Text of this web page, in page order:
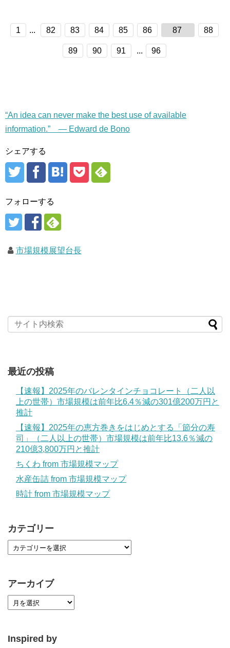
1 ... 82 83 84 85 86 87 88
89 90 91 ... 96
“An idea can never make the best use of available
information.” — Edward de Bono
シェアする
フォローする
市場規模展望台長
最近の投稿
【速報】2025年のバレンタインチョコレート（二人以
上の世帯）市場規模は前年比6.4％減の301億200万円と
推計
【速報】2025年の恵方巻きをはじめとする「節分の寿
司」（二人以上の世帯）市場規模は前年比13.6％減の
210億3,800万円と推計
ちくわ from 市場規模マップ
水産缶詰 from 市場規模マップ
時計 from 市場規模マップ
カテゴリー
アーカイブ
Inspired by